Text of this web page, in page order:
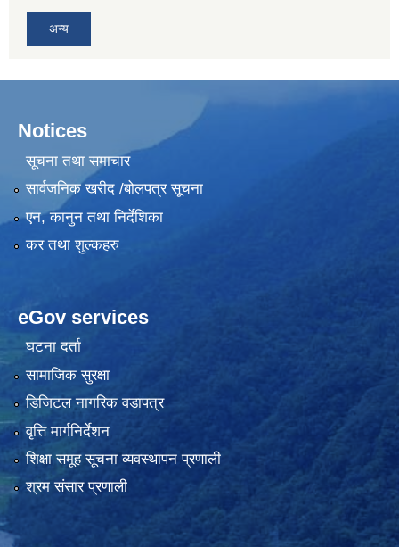
अन्य
Notices
सूचना तथा समाचार
सार्वजनिक खरीद /बोलपत्र सूचना
एन, कानुन तथा निर्देशिका
कर तथा शुल्कहरु
eGov services
घटना दर्ता
सामाजिक सुरक्षा
डिजिटल नागरिक वडापत्र
वृत्ति मार्गनिर्देशन
शिक्षा समूह सूचना व्यवस्थापन प्रणाली
श्रम संसार प्रणाली